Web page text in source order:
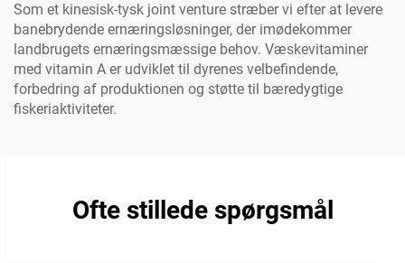
Som et kinesisk-tysk joint venture stræber vi efter at levere
banebrydende ernæringsløsninger, der imødekommer
landbrugets ernæringsmæssige behov. Væskevitaminer
med vitamin A er udviklet til dyrenes velbefindende,
forbedring af produktionen og støtte til bæredygtige
fiskeriaktiviteter.
Ofte stillede spørgsmål